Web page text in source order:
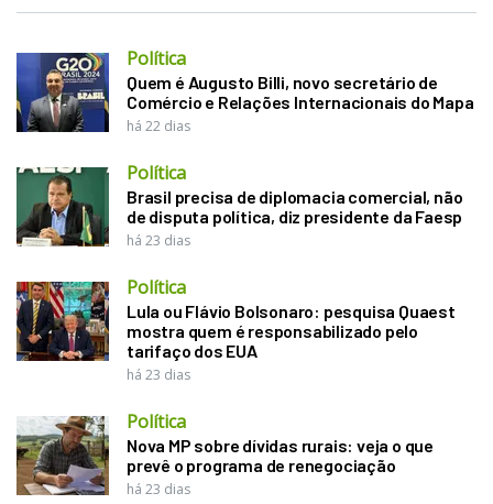
Política
Quem é Augusto Billi, novo secretário de
Comércio e Relações Internacionais do Mapa
há 22 dias
Política
Brasil precisa de diplomacia comercial, não
de disputa política, diz presidente da Faesp
há 23 dias
Política
Lula ou Flávio Bolsonaro: pesquisa Quaest
mostra quem é responsabilizado pelo
tarifaço dos EUA
há 23 dias
Política
Nova MP sobre dívidas rurais: veja o que
prevê o programa de renegociação
há 23 dias